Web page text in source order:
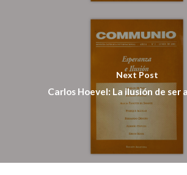
Next Post
Carlos Hoevel: La ilusión de ser